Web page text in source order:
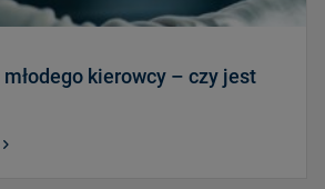
kierowcy – czy jest